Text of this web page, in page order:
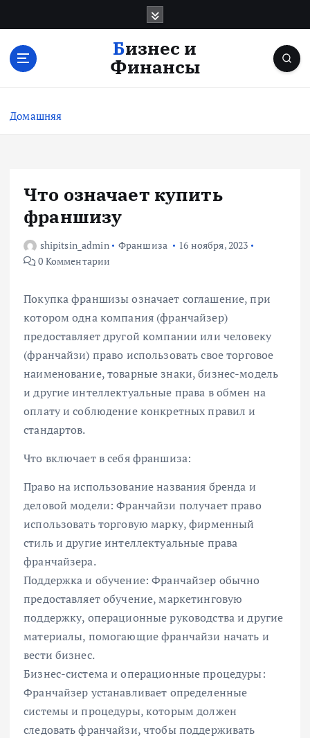
с
Бизнес и
Финансы
Домашняя
Что означает купить
франшизу
shipitsin_admin Франшиза
16 ноября, 2023
0 Комментарии
Покупка франшизы означает соглашение, при
котором одна компания (франчайзер)
предоставляет другой компании или человеку
(франчайзи) право использовать свое торговое
наименование, товарные знаки, бизнес-модель
и другие интеллектуальные права в обмен на
оплату и соблюдение конкретных правил и
стандартов.
Что включает в себя франшиза:
Право на использование названия бренда и
деловой модели: Франчайзи получает право
использовать торговую марку, фирменный
стиль и другие интеллектуальные права
франчайзера.
Поддержка и обучение: Франчайзер обычно
предоставляет обучение, маркетинговую
поддержку, операционные руководства и другие
материалы, помогающие франчайзи начать и
вести бизнес.
Бизнес-система и операционные процедуры:
Франчайзер устанавливает определенные
системы и процедуры, которым должен
следовать франчайзи, чтобы поддерживать